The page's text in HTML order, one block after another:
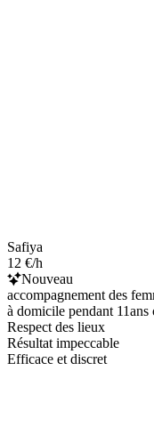
Safiya
12 €/h
Nouveau
accompagnement des
à domicile pendant 11ans
Respect des lieux
Résultat impeccable
Efficace et discret